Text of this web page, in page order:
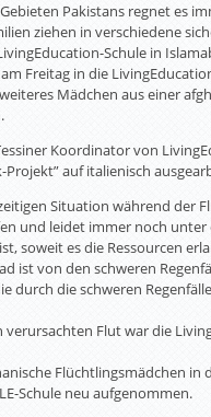
Pakistans regnet es
ziehen in verschiedene
Schule in
Freitag in die
Mädchen aus einer
Koordinator von
Projekt” auf italienisch
Situation während der
und leidet immer noch
soweit es die Ressourcen
ist von den schweren
durch die schweren
Flut war die
Flüchtlingsmädchen in
Schule neu aufgenommen.